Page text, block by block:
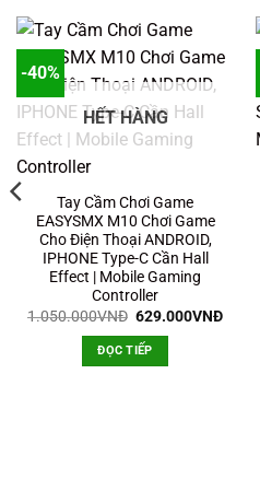
-40%
HẾT HÀNG
Tay Cầm Chơi Game
EASYSMX M10 Chơi Game
Cho Điện Thoại ANDROID,
IPHONE Type-C Cần Hall
Effect | Mobile Gaming
Controller
1.050.000VNĐ Giá
là:
1.050.000VNĐ.
629.000VNĐGiá
ĐỌC TIẾP